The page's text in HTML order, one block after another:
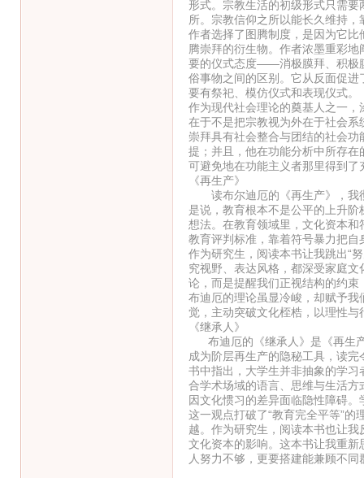
形式。宗教生活的初级形式只需
所。宗教信仰之所以能长久维持
作者选择了图腾制度，是因为它
腾崇拜的衍生物。作者浓墨重彩
要的仪式态度——消极膜拜、积极
俗事物之间的区别。它从反面促
要有祭祀、模仿仪式和表现仪式。
作为现代社会理论的奠基人之一
在于不是把宗教视为外在于社会
崇拜具有社会整合与团结的社会
提；并且，他在功能分析中所存
可避免地在功能主义者那里得到了
《再生产》
读布尔迪厄的《再生产》，我
是说，教育根本不是公平的上升
想法。在教育领域里，文化资本
教育评判标准，靠着符号暴力把自
作为研究生，阅读本书让我跳出“
究视野、表达风格，都深受家庭
论，而是提醒我们正视结构的约
布迪厄的理论虽显冷峻，却赋予
觉，主动突破文化桎梏，以理性
《继承人》
布迪厄的《继承人》是《再生产
成为阶层再生产的隐秘工具，读
书中指出，大学生并非抽象的学习
合学术场域的语言、思维与生活
因文化惯习的差异面临隐性障碍
这一观点打破了“教育完全平等”
越。作为研究生，阅读本书也让
文化资本的影响。这本书让我重
人努力不够，更要搭建能兼顾不